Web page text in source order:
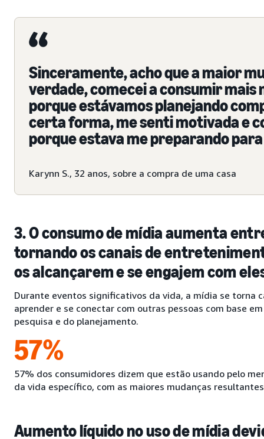
Sinceramente, acho que a maior
verdade, comecei a consumir
porque estávamos planejando
certa forma, me senti motivada e
porque estava me preparando
Karynn S., 32 anos, sobre a compra de uma casa
3. O consumo de mídia aumenta
tornando os canais de
os alcançarem e se engajem com
Durante eventos significativos da vida, a mídia se torna
aprender e se conectar com outras pessoas com base
pesquisa e do planejamento.
57%
57% dos consumidores dizem que estão usando pelo
da vida específico, com as maiores mudanças
Aumento líquido no uso de mídia